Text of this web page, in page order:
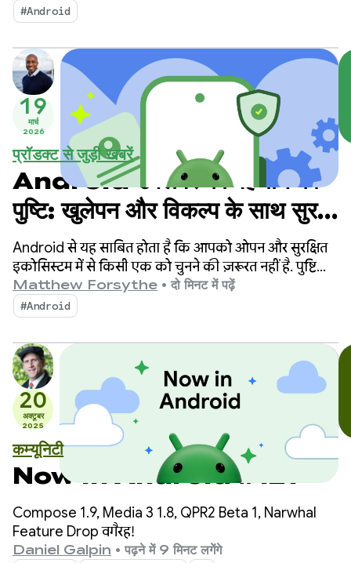
लोग ही सामान खरीद, बेच, और बदल सकते हैं. इस प्लैटफ़ॉर्म को
2015 में दक्षिण कोरिया में लॉन्च किया गया था. इसके बाद, यह
दुनिया भर के बाज़ारों में फैल गया. इस पर 4.3 करोड़ से ज़्यादा
लोग रजिस्टर कर चुके हैं.
#Android
19
मार्च
2026
प्रॉडक्ट से जुड़ी खबरें
Android डेवलपर की पहचान की
पुष्टि: खुलेपन और विकल्प के साथ सुरक्षा
को बैलेंस करना
Android से यह साबित होता है कि आपको ओपन और सुरक्षित
इकोसिस्टम में से किसी एक को चुनने की ज़रूरत नहीं है. पुष्टि
कराने से जुड़ी नई ज़रूरी शर्तों के बारे में सूचना देने के बाद, हमने
कम्यूनिटी के साथ मिलकर काम किया है. इससे यह पक्का किया
जा सका है कि ये सुरक्षा उपाय मज़बूत हों. साथ ही, प्लैटफ़ॉर्म की
स्वतंत्रता का सम्मान भी किया जा सके.
Matthew Forsythe • दो मिनट में पढ़ें
#Android
20
अक्टूबर
2025
कम्यूनिटी
Now in Android #121
Compose 1.9, Media 3 1.8, QPR2 Beta 1, Narwhal
Feature Drop वगैरह!
Daniel Galpin • पढ़ने में 9 मिनट लगेंगे